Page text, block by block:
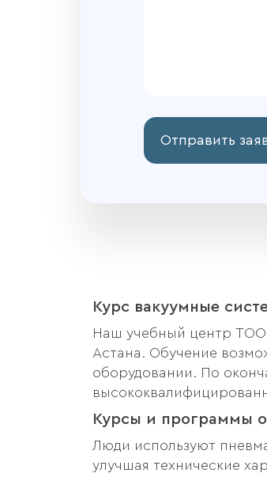
Отправить
Курс вакуумные
Наш учебный центр ТОО
Астана. Обучение
оборудовании. По
Курсы и программы
Люди используют
улучшая технические